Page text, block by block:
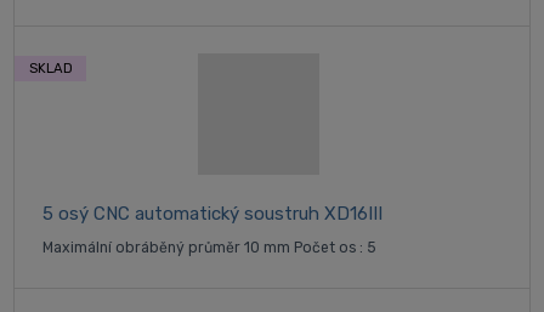
5 osý CNC automatický soustruh XD16III
Maximální obráběný průměr 10 mm Počet os : 5
SKLAD